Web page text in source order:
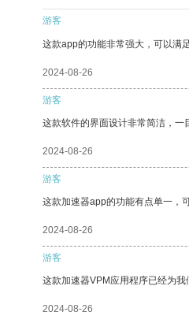
游客
这款app的功能非常强大，可以满
2024-08-26
游客
这款软件的界面设计非常简洁，一
2024-08-26
游客
这款加速器app的功能有点单一，
2024-08-26
游客
这款加速器VPM应用程序已经为我
2024-08-26